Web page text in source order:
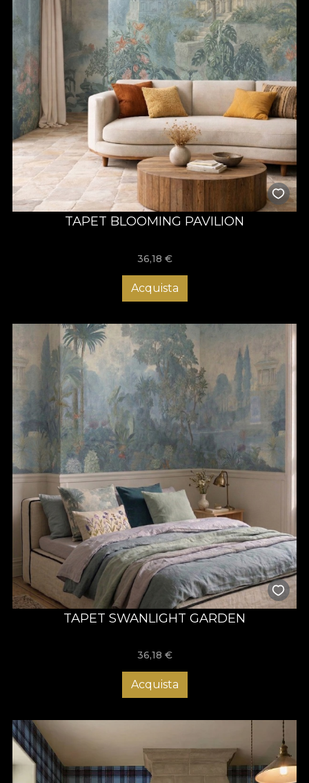
TAPET BLOOMING PAVILION
36,18 €
Acquista
TAPET SWANLIGHT GARDEN
36,18 €
Acquista